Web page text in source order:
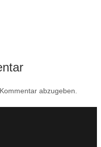
abzugeben.